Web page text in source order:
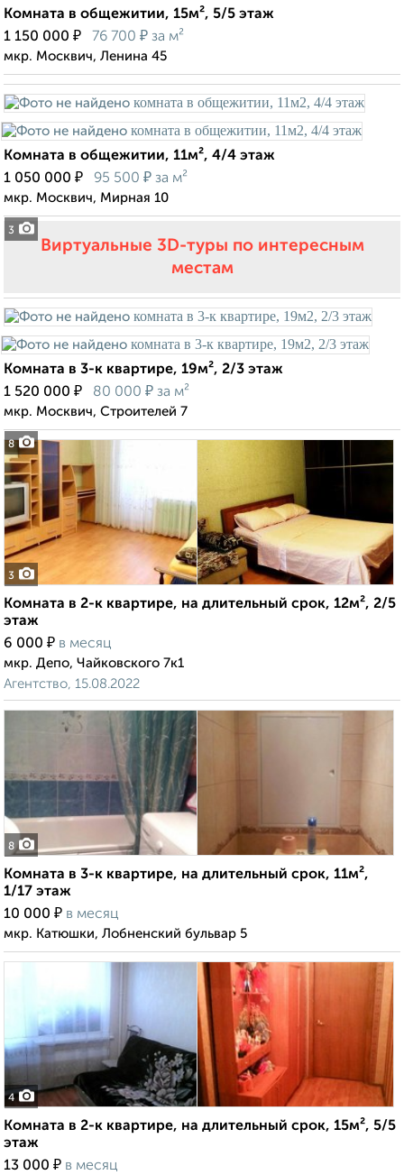
Комната в общежитии, 15м², 5/5 этаж
1 150 000 ₽ 76 700 ₽ за м²
мкр. Москвич, Ленина 45
3
Комната в общежитии, 11м², 4/4 этаж
1 050 000 ₽ 95 500 ₽ за м²
мкр. Москвич, Мирная 10
Виртуальные 3D-туры по интересным
местам
8
Комната в 3-к квартире, 19м², 2/3 этаж
1 520 000 ₽ 80 000 ₽ за м²
мкр. Москвич, Строителей 7
3
Комната в 2-к квартире, на длительный срок, 12м², 2/5
этаж
6 000 ₽ в месяц
мкр. Депо, Чайковского 7к1
Агентство, 15.08.2022
8
Комната в 3-к квартире, на длительный срок, 11м²,
1/17 этаж
10 000 ₽ в месяц
мкр. Катюшки, Лобненский бульвар 5
4
Комната в 2-к квартире, на длительный срок, 15м², 5/5
этаж
13 000 ₽ в месяц